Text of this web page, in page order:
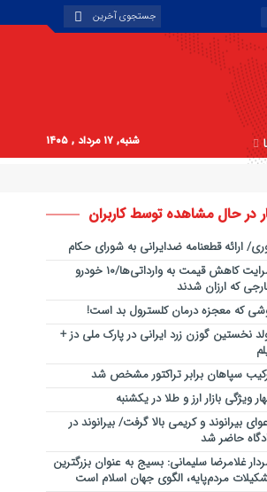
شنبه, ۱۷ مرداد , ۱۴۰۵
در حال مشاهده توسط کاربران
ارائه قطعنامه ضدایرانی به شورای حکام
سرایت کاهش قیمت به وارداتی‌ها/۱۰ خودرو
که ارزان شدند
که معجزه درمان کلسترول بد است!
نخستین گوزن زرد ایرانی در پارک ملی دز +
سپاهان برابر تراکتور مشخص شد
ویژگی بازار ارز و طلا در یکشنبه
بیرانوند و کریمی بالا گرفت/ بیرانوند در
حاضر شد
غلامرضا سلیمانی: بسیج به عنوان بزرگترین
مردم‌پایه، الگوی جهان اسلام است